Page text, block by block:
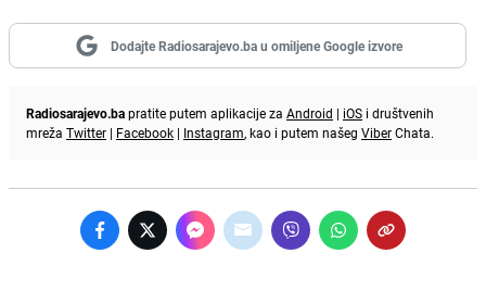
Dodajte Radiosarajevo.ba u omiljene Google izvore
Radiosarajevo.bapratite putem aplikacije za Android | iOS i društvenih
mreža Twitter | Facebook | Instagram, kao i putem našeg ViberChata.